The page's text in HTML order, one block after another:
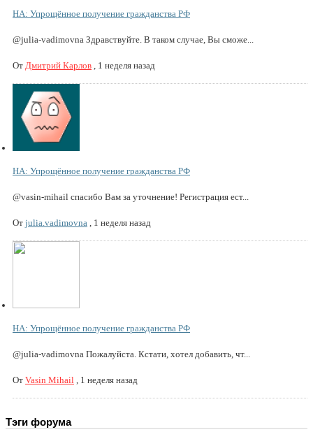
НА: Упрощённое получение гражданства РФ
@julia-vadimovna Здравствуйте. В таком случае, Вы сможе...
От Дмитрий Карлов 1 неделя назад
НА: Упрощённое получение гражданства РФ
@vasin-mihail спасибо Вам за уточнение! Регистрация ест...
От julia.vadimovna 1 неделя назад
НА: Упрощённое получение гражданства РФ
@julia-vadimovna Пожалуйста. Кстати, хотел добавить, чт...
От Vasin Mihail 1 неделя назад
Тэги форума